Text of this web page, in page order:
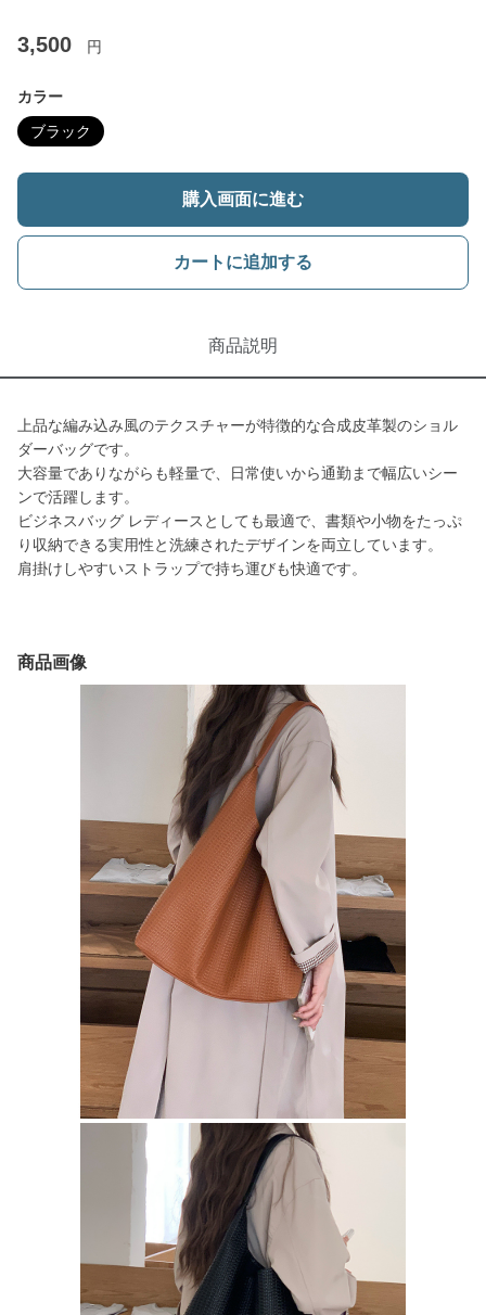
3,500 円
カラー
ブラック
購入画面に進む
カートに追加する
商品説明
上品な編み込み風のテクスチャーが特徴的な合成皮革製のショル
ダーバッグです。
大容量でありながらも軽量で、日常使いから通勤まで幅広いシー
ンで活躍します。
ビジネスバッグ レディースとしても最適で、書類や小物をたっぷ
り収納できる実用性と洗練されたデザインを両立しています。
肩掛けしやすいストラップで持ち運びも快適です。
商品画像